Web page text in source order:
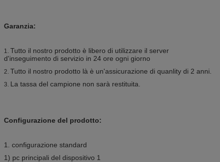
Garanzia:
1. Tutto il nostro prodotto è libero di utilizzare il server
d'inseguimento di servizio in 24 ore ogni giorno
2. Tutto il nostro prodotto là è un'assicurazione di quanlity di 2 anni.
3. La tassa del campione non sarà restituita.
Configurazione del prodotto:
1. configurazione standard
1) pc principali del dispositivo 1